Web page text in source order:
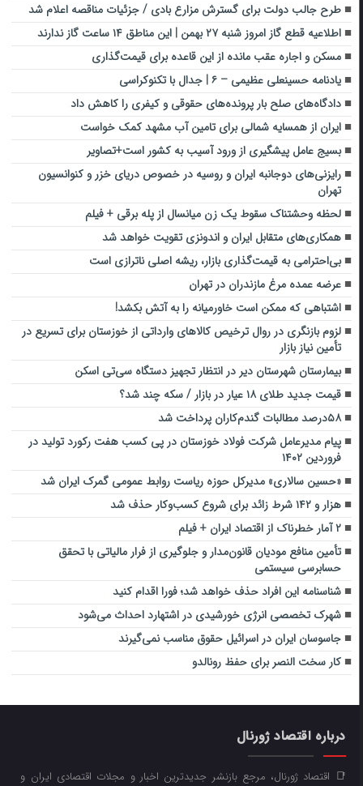
طرح جالب دولت برای گسترش مزارع بادی / جزئیات مناقصه اعلام شد
اطلاعیه قطع گاز امروز شنبه ۲۷ بهمن | این مناطق ۱۴ ساعت گاز ندارند
مسکن و اجاره عقب مانده از این قاعده برای قیمت‌گذاری
یادنامه حسینعلی عظیمی – ۶ | جدال با تکنوکراسی
دادگاه‌های صلح بار پرونده‌های حقوقی و کیفری را کاهش داد
ایران از همسایه شمالی برای تامین آب مشهد کمک خواست
بسیج عامل پیشگیری از ورود آسیب به کشور است+تصاویر
رایزنی‌های دوجانبه ایران و روسیه در خصوص دریای خزر و کنوانسیون
تهران
لحظه وحشتناک سقوط یک زن میانسال از پله برقی + فیلم
همکاری‌های متقابل ایران و اندونزی تقویت خواهد شد
بی‌احترامی به قیمت‌گذاری بازار، ریشه اصلی ناترازی است
عرضه عمده مرغ مازندران در تهران
اشتباهی که ممکن است خاورمیانه را به آتش بکشد!
لزوم بازنگری در روال ترخیص کالاهای وارداتی از خوزستان برای تسریع در
تأمین نیاز بازار
بیمارستان شهرستان دیر در انتظار تجهیز دستگاه سی‌تی اسکن
قیمت جدید طلای ۱۸ عیار در بازار / سکه چند شد؟
۵۸درصد مطالبات گندم‌کاران پرداخت شد
پیام مدیرعامل شرکت فولاد خوزستان در پی کسب هفت رکورد تولید در
فروردین ۱۴٠۲
«حسین سالاری» مدیرکل حوزه ریاست روابط عمومی گمرک ایران شد
هزار و ۱۴۲ شرط زائد برای شروع کسب‌وکار حذف شد
۲ آمار خطرناک از اقتصاد ایران + فیلم
تأمین منافع مودیان قانون‌مدار و جلوگیری از فرار مالیاتی با تحقق
حسابرسی سیستمی
شناسنامه این افراد حذف خواهد شد؛ فورا اقدام کنید
شهرک تخصصی انرژی خورشیدی در اشتهارد احداث می‌شود
جاسوسان ایران در اسرائیل حقوق مناسب نمی‌گیرند
کار سخت النصر برای حفظ رونالدو
درباره اقتصاد ژورنال
📑 اقتصاد ژورنال، مرجع بازنشر جدیدترین اخبار و مجلات اقتصادی ایران و